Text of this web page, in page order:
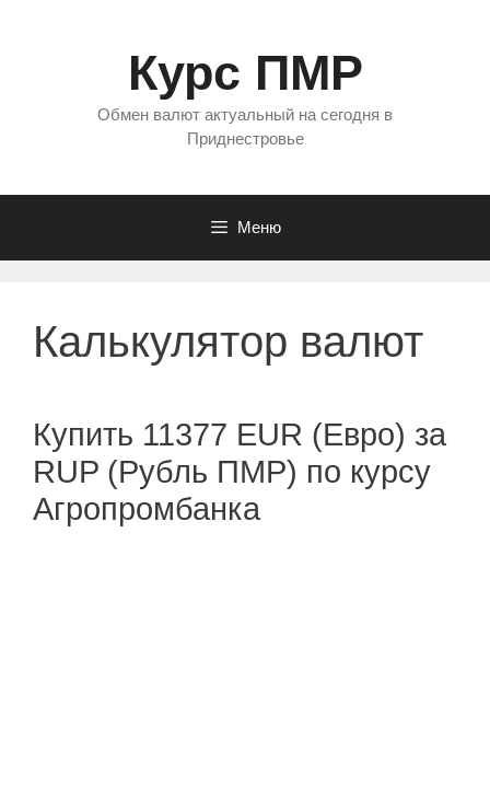
Курс ПМР
Обмен валют актуальный на сегодня в
Приднестровье
Меню
Калькулятор валют
Купить 11377 EUR (Евро) за
RUP (Рубль ПМР) по курсу
Агропромбанка